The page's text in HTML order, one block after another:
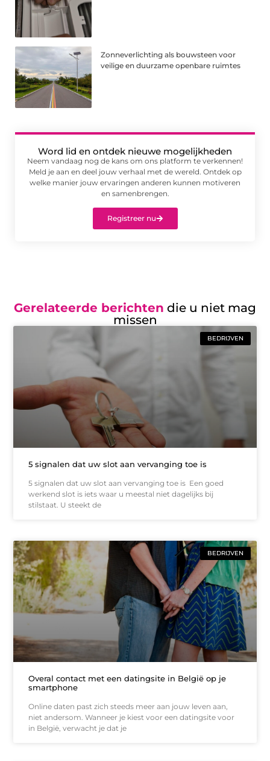
Zonneverlichting als bouwsteen voor
veilige en duurzame openbare ruimtes
Word lid en ontdek nieuwe mogelijkheden
Neem vandaag nog de kans om ons platform te verkennen!
Meld je aan en deel jouw verhaal met de wereld. Ontdek op
welke manier jouw ervaringen anderen kunnen motiveren
en samenbrengen.
Registreer nu
Gerelateerde berichten die u niet mag
missen
BEDRIJVEN
5 signalen dat uw slot aan vervanging toe is
5 signalen dat uw slot aan vervanging toe is Een goed
werkend slot is iets waar u meestal niet dagelijks bij
stilstaat. U steekt de
BEDRIJVEN
Overal contact met een datingsite in België op je
smartphone
Online daten past zich steeds meer aan jouw leven aan,
niet andersom. Wanneer je kiest voor een datingsite voor
in België, verwacht je dat je